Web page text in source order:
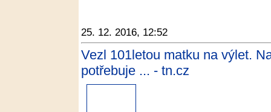
25. 12. 2016, 12:52
Vezl 101letou matku na výlet.
potřebuje ... - tn.cz